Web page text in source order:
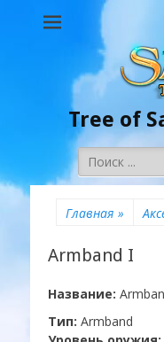
Tree of
Поиск:
Главная »
Armband I
Название:
Тип: Armband